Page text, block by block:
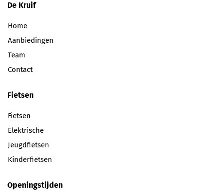
De Kruif
Home
Aanbiedingen
Team
Contact
Fietsen
Fietsen
Elektrische
Jeugdfietsen
Kinderfietsen
Openingstijden